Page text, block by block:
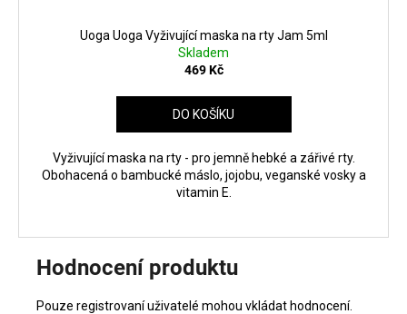
Uoga Uoga Vyživující maska na rty Jam 5ml
Skladem
469 Kč
DO KOŠÍKU
Vyživující maska na rty - pro jemně hebké a zářivé rty.
Obohacená o bambucké máslo, jojobu, veganské vosky a
vitamin E.
Hodnocení produktu
Pouze registrovaní uživatelé mohou vkládat hodnocení.